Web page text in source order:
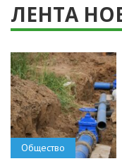
ЛЕНТА
Общество